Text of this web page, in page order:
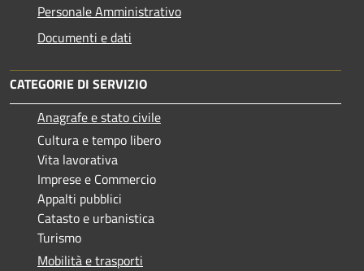
Personale Amministrativo
Documenti e dati
CATEGORIE DI SERVIZIO
Anagrafe e stato civile
Cultura e tempo libero
Vita lavorativa
Imprese e Commercio
Appalti pubblici
Catasto e urbanistica
Turismo
Mobilità e trasporti